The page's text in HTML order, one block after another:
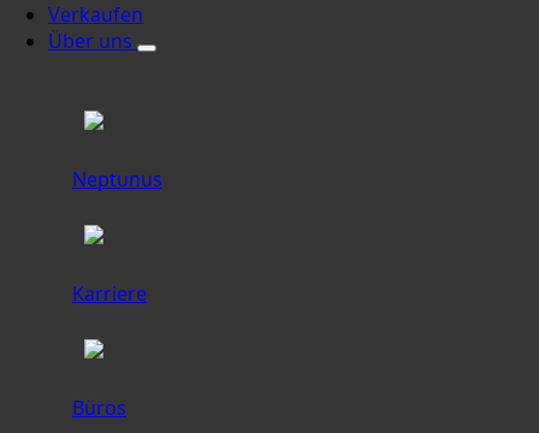
Verkaufen
Über uns
Neptunus
Karriere
Büros